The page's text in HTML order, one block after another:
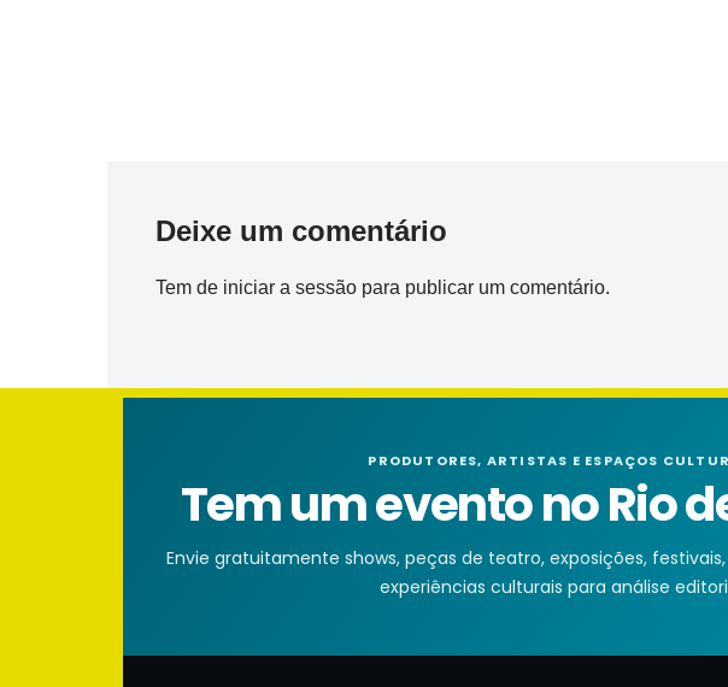
Deixe um comentário
Tem de iniciar a sessão para publicar um comentário.
PRODUTORES, ARTISTAS E ESPAÇOS
Tem um evento no Rio
Envie gratuitamente shows, peças de teatro, exposições,
experiências culturais para análise